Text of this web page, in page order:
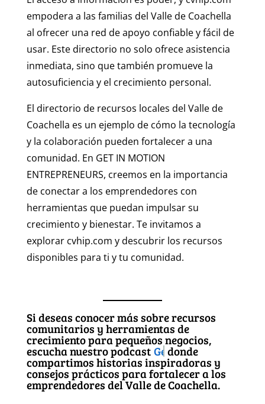
empodera a las familias del Valle de Coachella
al ofrecer una red de apoyo confiable y fácil de
usar. Este directorio no solo ofrece asistencia
inmediata, sino que también promueve la
autosuficiencia y el crecimiento personal.
El directorio de recursos locales del Valle de
Coachella es un ejemplo de cómo la tecnología
y la colaboración pueden fortalecer a una
comunidad. En GET IN MOTION
ENTREPRENEURS, creemos en la importancia
de conectar a los emprendedores con
herramientas que puedan impulsar su
crecimiento y bienestar. Te invitamos a
explorar cvhip.com y descubrir los recursos
disponibles para ti y tu comunidad.
Si deseas conocer más sobre recursos
comunitarios y herramientas de
crecimiento para pequeños negocios,
escucha nuestro podcast
Get in Motion Entrepreneurs donde
compartimos historias inspiradoras y
consejos prácticos para fortalecer a los
emprendedores del Valle de Coachella.